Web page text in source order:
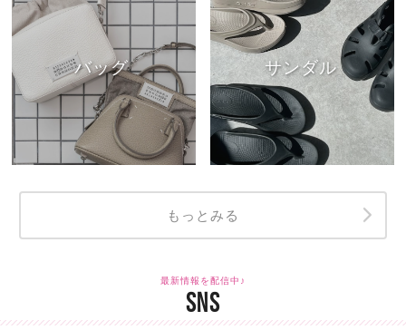
バッグ サンダル
もっとみる
最新情報を配信中♪
SNS